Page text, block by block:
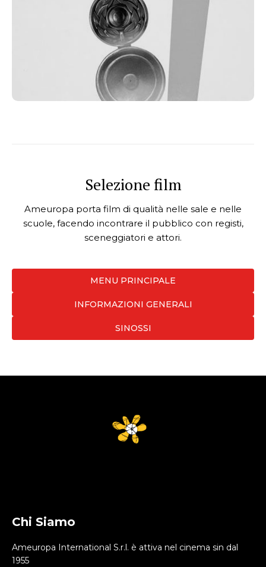
Selezione film
Ameuropa porta film di qualità nelle sale e nelle
scuole, facendo incontrare il pubblico con registi,
sceneggiatori e attori.
MENU PRINCIPALE
INFORMAZIONI GENERALI
SINOSSI
Chi Siamo
Ameuropa International S.r.l. è attiva nel cinema sin dal
1955